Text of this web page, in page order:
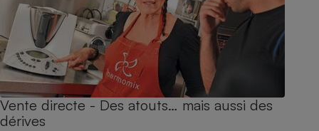
Vente directe - Des atouts… mais aussi des
dérives